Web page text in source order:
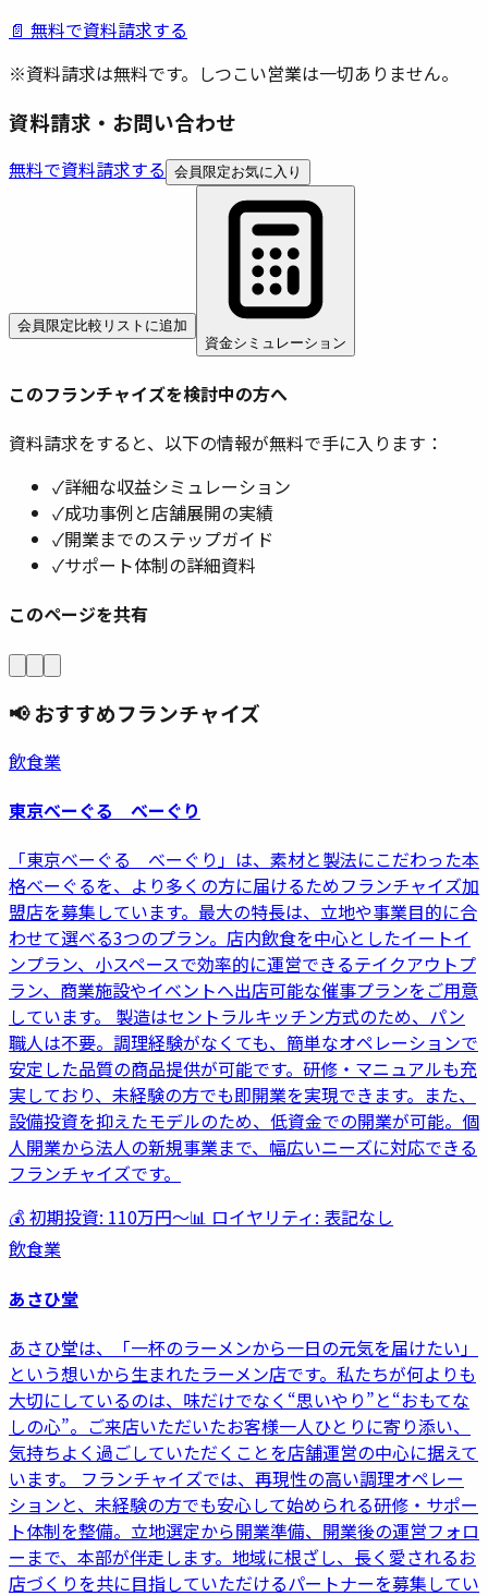
📄 無料で資料請求する
※資料請求は無料です。しつこい営業は一切ありません。
資料請求・お問い合わせ
無料で資料請求する 会員限定お気に入り
会員限定 比較リストに追加
資金シミュレーション
このフランチャイズを検討中の方へ
資料請求をすると、以下の情報が無料で手に入ります：
✓詳細な収益シミュレーション
✓成功事例と店舗展開の実績
✓開業までのステップガイド
✓サポート体制の詳細資料
このページを共有
📢 おすすめフランチャイズ
飲食業
東京べーぐる べーぐり
「東京べーぐる べーぐり」は、素材と製法にこだわった本
格べーぐるを、より多くの方に届けるためフランチャイズ加
盟店を募集しています。最大の特長は、立地や事業目的に合
わせて選べる3つのプラン。店内飲食を中心としたイートイ
ンプラン、小スペースで効率的に運営できるテイクアウトプ
ラン、商業施設やイベントへ出店可能な催事プランをご用意
しています。 製造はセントラルキッチン方式のため、パン
職人は不要。調理経験がなくても、簡単なオペレーションで
安定した品質の商品提供が可能です。研修・マニュアルも充
実しており、未経験の方でも即開業を実現できます。また、
設備投資を抑えたモデルのため、低資金での開業が可能。個
人開業から法人の新規事業まで、幅広いニーズに対応できる
フランチャイズです。
💰 初期投資: 110万円〜📊 ロイヤリティ: 表記なし
飲食業
あさひ堂
あさひ堂は、「一杯のラーメンから一日の元気を届けたい」
という想いから生まれたラーメン店です。私たちが何よりも
大切にしているのは、味だけでなく“思いやり”と“おもてな
しの心”。ご来店いただいたお客様一人ひとりに寄り添い、
気持ちよく過ごしていただくことを店舗運営の中心に据えて
います。 フランチャイズでは、再現性の高い調理オペレー
ションと、未経験の方でも安心して始められる研修・サポー
ト体制を整備。立地選定から開業準備、開業後の運営フォロ
ーまで、本部が伴走します。地域に根ざし、長く愛されるお
店づくりを共に目指していただけるパートナーを募集してい